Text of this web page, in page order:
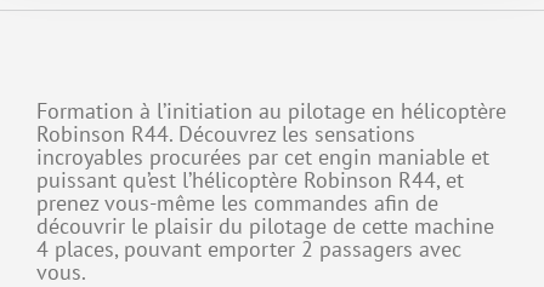
Formation à l’initiation au pilotage en hélicoptère
Robinson R44. Découvrez les sensations
incroyables procurées par cet engin maniable et
puissant qu’est l’hélicoptère Robinson R44, et
prenez vous-même les commandes afin de
découvrir le plaisir du pilotage de cette machine
4 places, pouvant emporter 2 passagers avec
vous.